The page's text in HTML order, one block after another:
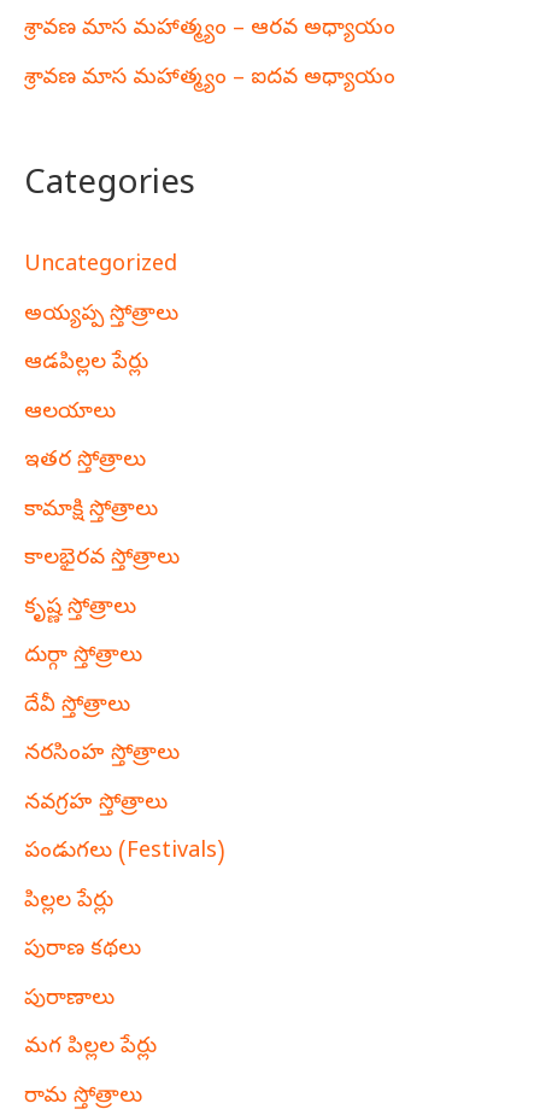
శ్రావణ మాస మహాత్మ్యం – ఆరవ అధ్యాయం
శ్రావణ మాస మహాత్మ్యం – ఐదవ అధ్యాయం
Categories
Uncategorized
అయ్యప్ప స్తోత్రాలు
ఆడపిల్లల పేర్లు
ఆలయాలు
ఇతర స్తోత్రాలు
కామాక్షి స్తోత్రాలు
కాలభైరవ స్తోత్రాలు
కృష్ణ స్తోత్రాలు
దుర్గా స్తోత్రాలు
దేవీ స్తోత్రాలు
నరసింహ స్తోత్రాలు
నవగ్రహ స్తోత్రాలు
పండుగలు (Festivals)
పిల్లల పేర్లు
పురాణ కథలు
పురాణాలు
మగ పిల్లల పేర్లు
రామ స్తోత్రాలు